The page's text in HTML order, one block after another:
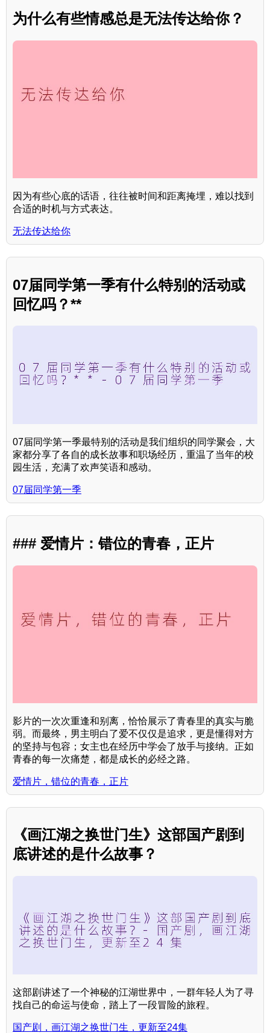
为什么有些情感总是无法传达给你？
因为有些心底的话语，往往被时间和距离掩埋，难以找到
合适的时机与方式表达。
无法传达给你
07届同学第一季有什么特别的活动或
回忆吗？**
07届同学第一季最特别的活动是我们组织的同学聚会，大
家都分享了各自的成长故事和职场经历，重温了当年的校
园生活，充满了欢声笑语和感动。
07届同学第一季
### 爱情片：错位的青春，正片
影片的一次次重逢和别离，恰恰展示了青春里的真实与脆
弱。而最终，男主明白了爱不仅仅是追求，更是懂得对方
的坚持与包容；女主也在经历中学会了放手与接纳。正如
青春的每一次痛楚，都是成长的必经之路。
爱情片，错位的青春，正片
《画江湖之换世门生》这部国产剧到
底讲述的是什么故事？
这部剧讲述了一个神秘的江湖世界中，一群年轻人为了寻
找自己的命运与使命，踏上了一段冒险的旅程。
国产剧，画江湖之换世门生，更新至24集